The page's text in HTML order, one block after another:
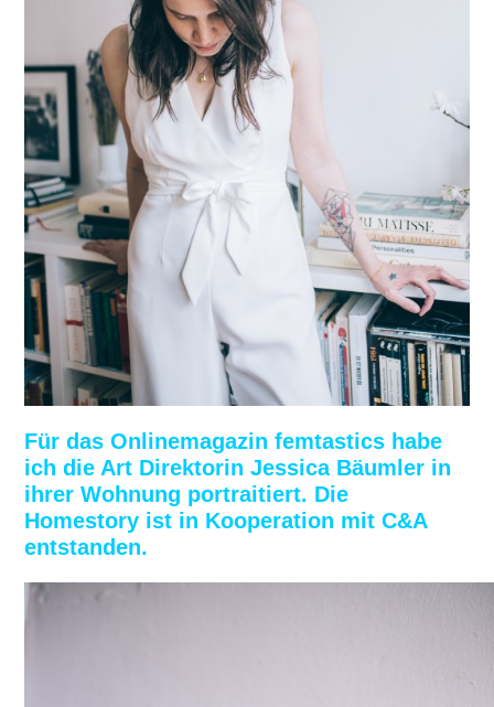
Für das Onlinemagazin femtastics habe
ich die Art Direktorin Jessica Bäumler in
ihrer Wohnung portraitiert. Die
Homestory ist in Kooperation mit C&A
entstanden.